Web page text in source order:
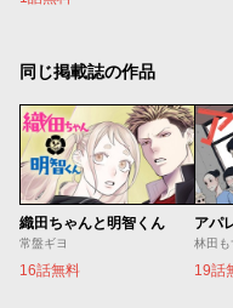
同じ掲載誌の作品
織田ちゃんと明智くん
常盤ギヨ
16話無料
アパ
林田も
19話